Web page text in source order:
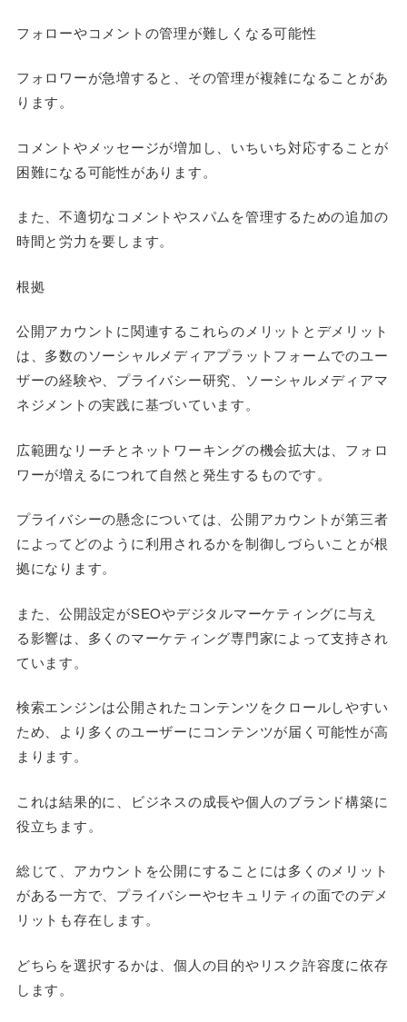
フォローやコメントの管理が難しくなる可能性
フォロワーが急増すると、その管理が複雑になることがあ
ります。
コメントやメッセージが増加し、いちいち対応することが
困難になる可能性があります。
また、不適切なコメントやスパムを管理するための追加の
時間と労力を要します。
根拠
公開アカウントに関連するこれらのメリットとデメリット
は、多数のソーシャルメディアプラットフォームでのユー
ザーの経験や、プライバシー研究、ソーシャルメディアマ
ネジメントの実践に基づいています。
広範囲なリーチとネットワーキングの機会拡大は、フォロ
ワーが増えるにつれて自然と発生するものです。
プライバシーの懸念については、公開アカウントが第三者
によってどのように利用されるかを制御しづらいことが根
拠になります。
また、公開設定がSEOやデジタルマーケティングに与え
る影響は、多くのマーケティング専門家によって支持され
ています。
検索エンジンは公開されたコンテンツをクロールしやすい
ため、より多くのユーザーにコンテンツが届く可能性が高
まります。
これは結果的に、ビジネスの成長や個人のブランド構築に
役立ちます。
総じて、アカウントを公開にすることには多くのメリット
がある一方で、プライバシーやセキュリティの面でのデメ
リットも存在します。
どちらを選択するかは、個人の目的やリスク許容度に依存
します。